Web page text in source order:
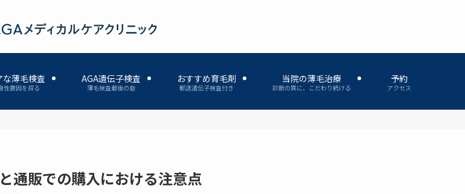
な薄毛検査
性要因を探る
AGA遺伝子検査
薄毛検査最後の砦
おすすめ育毛剤
郵送遺伝子検査付き
当院の薄毛治療
診断の質に、こだわり続ける
予約
アクセス
通販での購入における注意点